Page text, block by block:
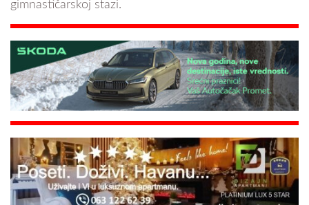
gimnastičarskoj stazi.